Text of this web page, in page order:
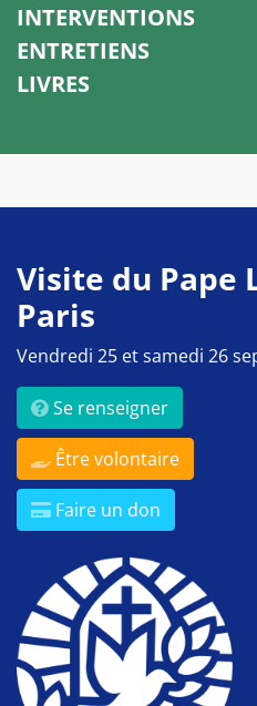
INTERVENTIONS
ENTRETIENS
LIVRES
Visite du Pape
Paris
Vendredi 25 et samedi 26
Se renseigner
Être volontaire
Faire un don